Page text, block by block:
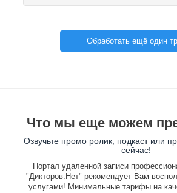
Обработать ещё один
Что мы еще можем
Озвучьте промо ролик, подкаст или
сейчас!
Портал удаленной записи
"Дикторов.Нет" рекомендует Вам
услугами! Минимальные тарифы на